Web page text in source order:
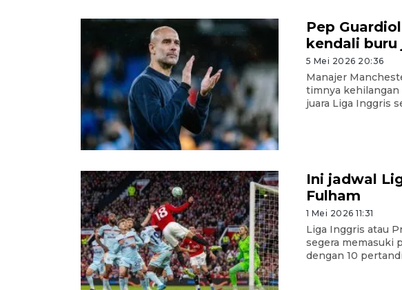
Pep
kendali buru
5 Mei 2026 20:36
Manajer
timnya kehilangan
juara Liga Inggris
Ini jadwal
Fulham
1 Mei 2026 11:31
Liga Inggris atau
segera memasuki
dengan 10